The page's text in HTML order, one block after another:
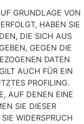
GRUNDLAGE VON
HABEN SIE
DIE SICH AUS
GEGEN DIE
DATEN
AUCH FÜR EIN
PROFILING.
AUF DENEN EINE
SIE DIESER
WIDERSPRUCH